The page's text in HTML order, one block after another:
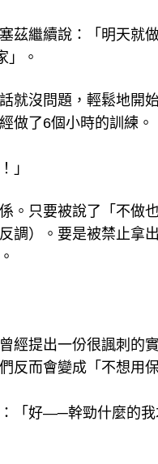
茲繼續說：「明天就
」。
就沒問題，輕鬆地開
做了6個小時的訓練。
」
。只要被說了「不做
調）。要是被禁止拿
經提出一份很諷刺的
反而會變成「不想用
「好—─幹勁什麼的